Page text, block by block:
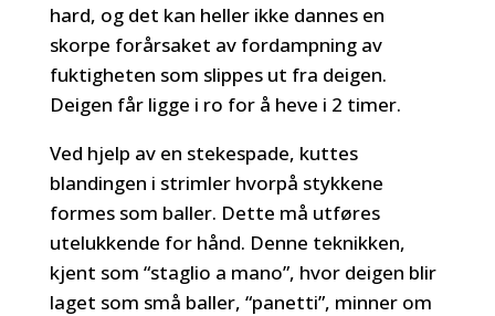
hard, og det kan heller ikke dannes en
skorpe forårsaket av fordampning av
fuktigheten som slippes ut fra deigen.
Deigen får ligge i ro for å heve i 2 timer.
Ved hjelp av en stekespade, kuttes
blandingen i strimler hvorpå stykkene
formes som baller. Dette må utføres
utelukkende for hånd. Denne teknikken,
kjent som “staglio a mano”, hvor deigen blir
laget som små baller, “panetti”, minner om